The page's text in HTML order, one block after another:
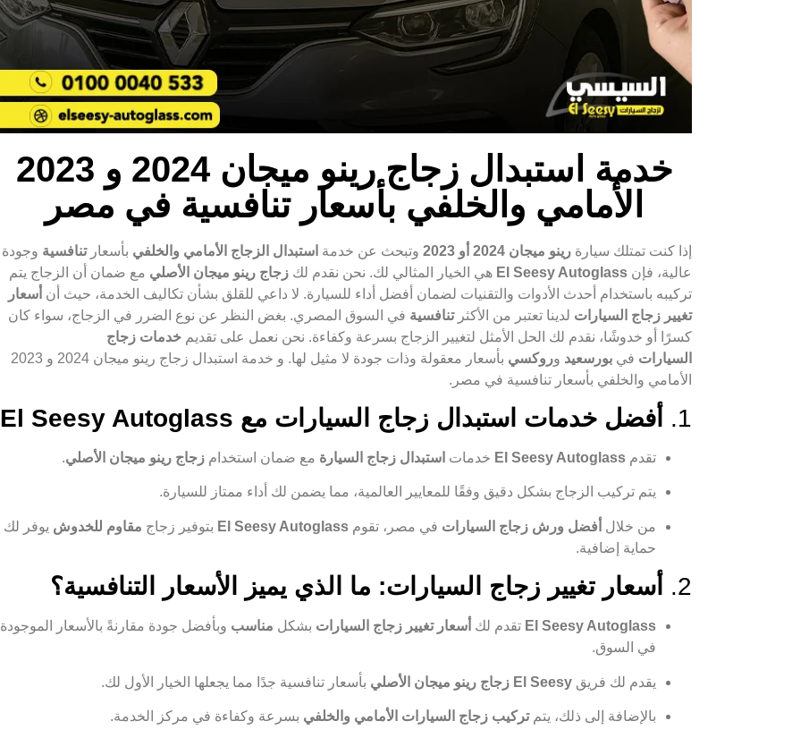
خدمة استبدال زجاج رينو ميجان 2024 و 2023
الأمامي والخلفي بأسعار تنافسية في مصر
إذا كنت تمتلك سيارة رينو ميجان 2024 أو 2023 وتبحث عن خدمة استبدال الزجاج الأمامي والخلفي بأسعارتنافسية وجودة
عالية، فإن El Seesy Autoglass هي الخيار المثالي لك. نحن نقدم لك زجاج رينو ميجان الأصلي مع ضمان أن الزجاج يتم
تركيبه باستخدام أحدث الأدوات والتقنيات لضمان أفضل أداء للسيارة. لا داعي للقلق بشأن تكاليف الخدمة، حيث أن أسعار
تغيير زجاج السيارات لدينا تعتبر من الأكثرتنافسية في السوق المصري. بغض النظر عن نوع الضرر في الزجاج، سواء كان
كسرًا أو خدوشًا، نقدم لك الحل الأمثل لتغيير الزجاج بسرعة وكفاءة. نحن نعمل على تقديم خدمات زجاج
السيارات في بورسعيد وروكسي
بأسعار معقولة وذات جودة لا مثيل لها. و خدمة استبدال زجاج رينو ميجان 2024 و 2023
الأمامي والخلفي بأسعار تنافسية في مصر.
1. أفضل خدمات استبدال زجاج السيارات مع El Seesy Autoglass
تقدم El Seesy Autoglass خدمات استبدال زجاج السيارة مع ضمان استخدام زجاج رينو ميجان الأصلي.
يتم تركيب الزجاج بشكل دقيق وفقًا للمعايير العالمية، مما يضمن لك أداء ممتاز للسيارة.
من خلال أفضل ورش زجاج السيارات في مصر، تقوم El Seesy Autoglass بتوفير زجاج مقاوم للخدوش يوفر لك
حماية إضافية.
2. أسعار تغيير زجاج السيارات: ما الذي يميز الأسعار التنافسية؟
El Seesy Autoglass تقدم لك أسعار تغيير زجاج السيارات بشكل مناسب وبأفضل جودة مقارنةً بالأسعار الموجودة
في السوق.
يقدم لك فريق El Seesy زجاج رينو ميجان الأصلي بأسعار تنافسية جدًا مما يجعلها الخيار الأول لك.
بالإضافة إلى ذلك، يتمتركيب زجاج السيارات الأمامي والخلفي بسرعة وكفاءة في مركز الخدمة.